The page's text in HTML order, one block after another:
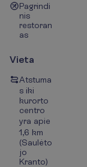
Pagrindi
nis
restoran
as
Vieta
Atstuma
s iki
kurorto
centro
yra apie
1,6 km
(Saulėto
jo
Kranto)